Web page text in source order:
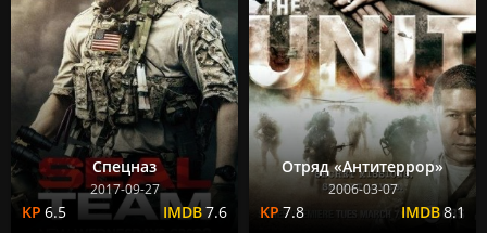
Спецназ
2017-09-27
6.5 7.6
Отряд «Антитеррор»
2006-03-07
7.8 8.1